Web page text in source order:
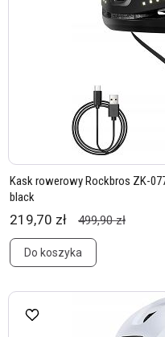
Kask rowerowy Rockbros ZK-
black
219,70 zł 499,90 zł
Do koszyka